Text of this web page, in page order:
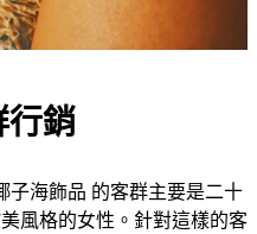
行銷
子海飾品 的客群主要是二十
風格的女性。針對這樣的客